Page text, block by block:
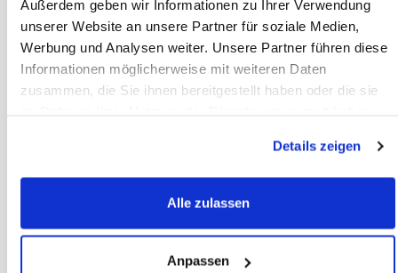
Außerdem geben wir Informationen zu Ihrer Verwendung
unserer Website an unsere Partner für soziale Medien,
Werbung und Analysen weiter. Unsere Partner führen diese
Informationen möglicherweise mit weiteren Daten
zusammen, die Sie ihnen bereitgestellt haben oder die sie
Details zeigen
Alle zulassen
Anpassen
INFORMATIE
Betaalwijze
Algemene voorwaarden
Herroepingsrecht
CONTACT
Contactgegevens
Callback Service